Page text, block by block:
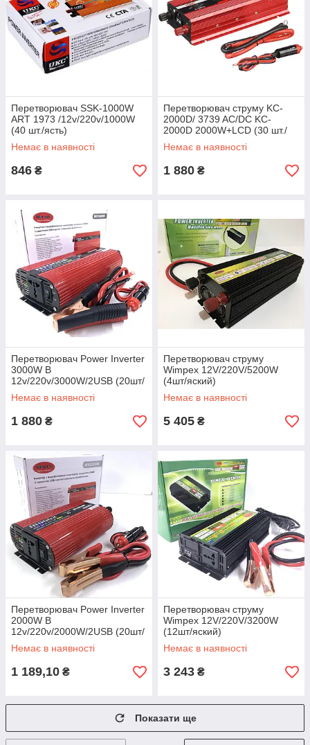
Перетворювач SSK-1000W
ART 1973 /12v/220v/1000W
(40 шт./ясть)
Немає в наявності
846 ₴
Перетворювач струму KC-
2000D/ 3739 AC/DC KC-
2000D 2000W+LCD (30 шт./
ясть)
Немає в наявності
1 880 ₴
Перетворювач Power Inverter
3000W B
12v/220v/3000W/2USB (20шт/
яский)
Немає в наявності
1 880 ₴
Перетворювач струму
Wimpex 12V/220V/5200W
(4шт/яский)
Немає в наявності
5 405 ₴
Перетворювач Power Inverter
2000W B
12v/220v/2000W/2USB (20шт/
яский)
Немає в наявності
1 189,10 ₴
Перетворювач струму
Wimpex 12V/220V/3200W
(12шт/яский)
Немає в наявності
3 243 ₴
Показати ще